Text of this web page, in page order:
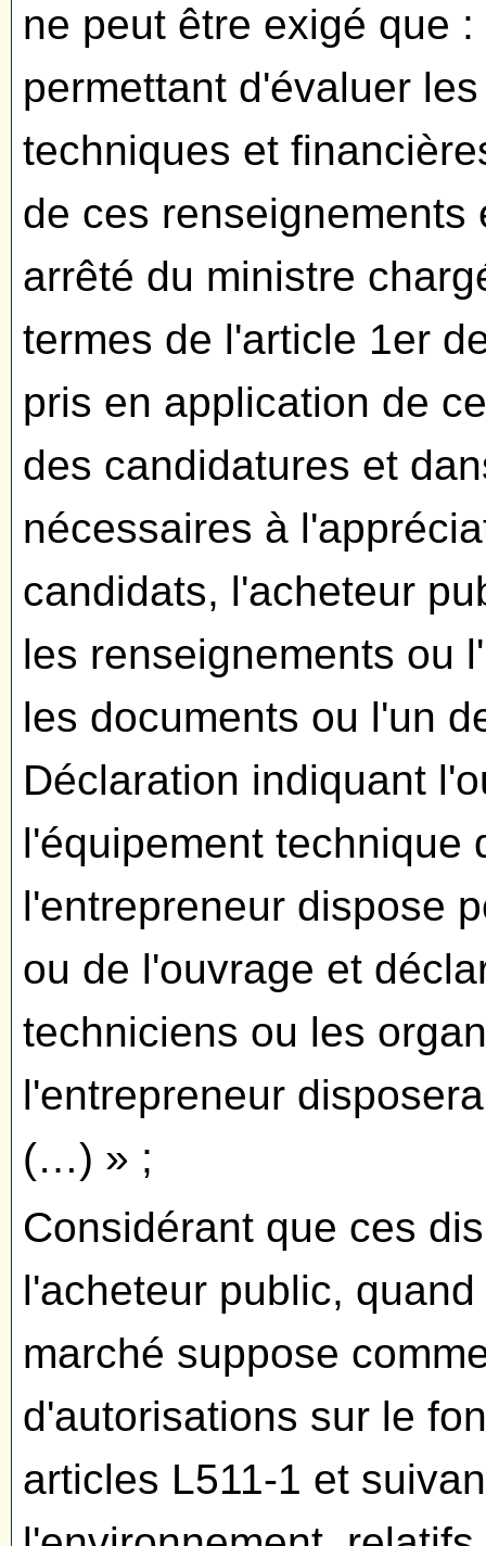
ne peut être exigé que
permettant d'évaluer
techniques et
de ces
arrêté du ministre
termes de l'article 1er
pris en application de
des candidatures et
nécessaires à
candidats, l'acheteur
les renseignements ou
les documents ou l'un
Déclaration indiquant
l'équipement technique
l'entrepreneur dispose
ou de l'ouvrage et
techniciens ou les
l'entrepreneur
(…) » ;
Considérant que ces
l'acheteur public,
marché suppose
d'autorisations sur le
articles L511-1 et